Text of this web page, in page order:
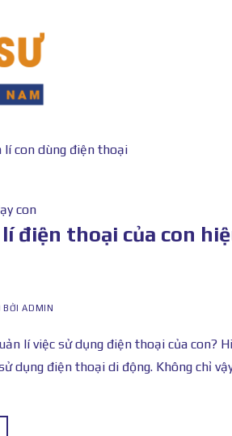
lí con dùng điện thoại
con
lí điện thoại của con
BỞIADMIN
lí việc sử dụng điện thoại của con?
dụng điện thoại di động. Không chỉ